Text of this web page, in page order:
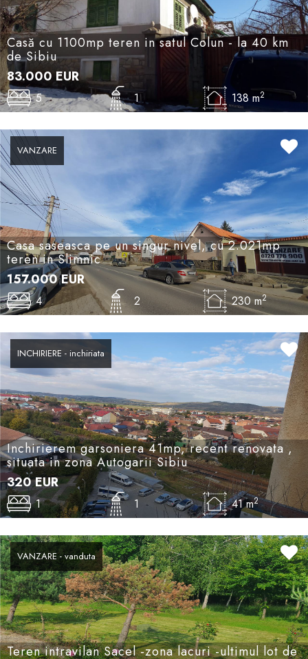
Casă cu 1100mp teren in satul Colun - la 40 km
de Sibiu
83.000EUR
5 1 138 m2
VANZARE
Casa saseasca pe un singur nivel, cu 2.021mp
teren in Slimnic
157.000EUR
4 2 230 m2
INCHIRIERE - inchiriata
Inchirierem garsoniera 41mp, recent renovata ,
situata in zona Autogarii Sibiu
320EUR
1 1 41 m2
VANZARE - vanduta
Teren intravilan Sacel -zona lacuri -ultimul lot de